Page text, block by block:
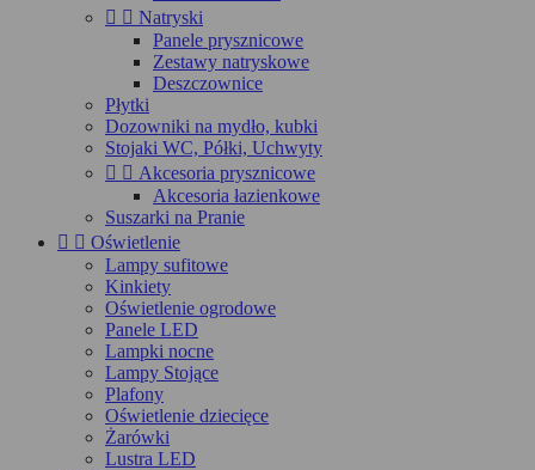
  Natryski
Panele prysznicowe
Zestawy natryskowe
Deszczownice
Płytki
Dozowniki na mydło, kubki
Stojaki WC, Półki, Uchwyty
  Akcesoria prysznicowe
Akcesoria łazienkowe
Suszarki na Pranie
  Oświetlenie
Lampy sufitowe
Kinkiety
Oświetlenie ogrodowe
Panele LED
Lampki nocne
Lampy Stojące
Plafony
Oświetlenie dziecięce
Żarówki
Lustra LED